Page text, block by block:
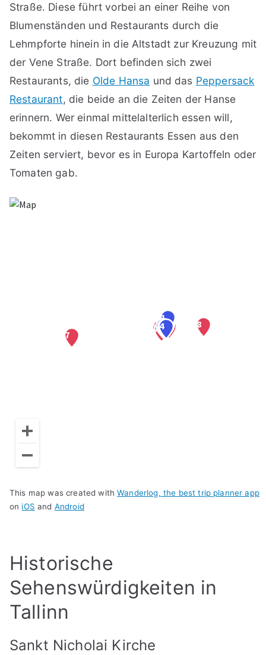
Straße. Diese führt vorbei an einer Reihe von
Blumenständen und Restaurants durch die
Lehmpforte hinein in die Altstadt zur Kreuzung mit
der Vene Straße. Dort befinden sich zwei
Restaurants, die Olde Hansa und das Peppersack
Restaurant, die beide an die Zeiten der Hanse
erinnern. Wer einmal mittelalterlich essen will,
bekommt in diesen Restaurants Essen aus den
Zeiten serviert, bevor es in Europa Kartoffeln oder
Tomaten gab.
This map was created withWanderlog, the best trip planner app
on iOS and Android
Historische
Sehenswürdigkeiten in
Tallinn
Sankt Nicholai Kirche